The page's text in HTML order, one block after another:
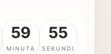
59
MINUTA
55
SEKUNDI